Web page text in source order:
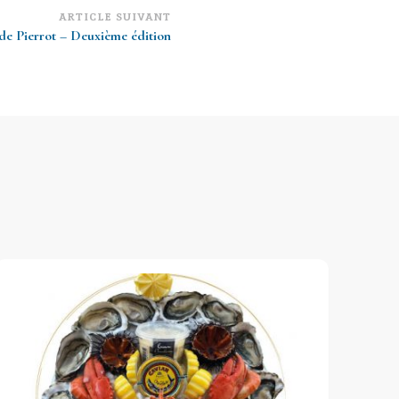
ARTICLE SUIVANT
Pierrot – Deuxième édition